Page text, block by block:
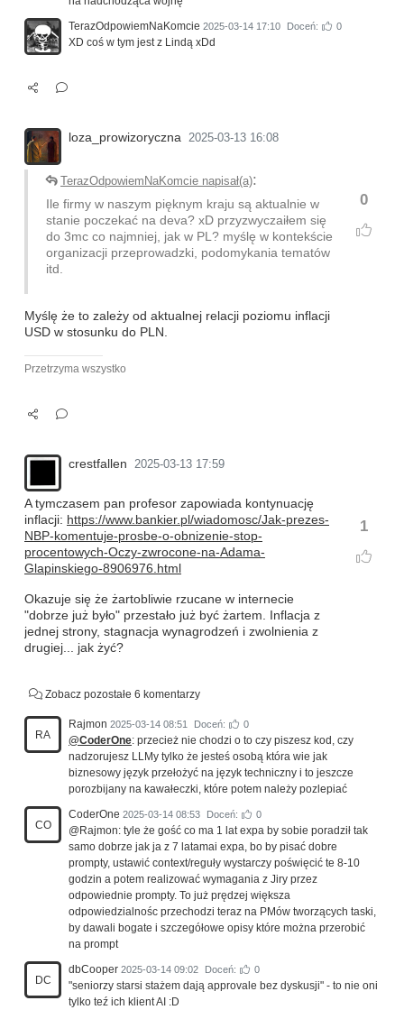
TerazOdpowiemNaKomcie 2025-03-14 17:10 Doceń: 0
XD coś w tym jest z Lindą xDd
loza_prowizoryczna 2025-03-13 16:08
0
TerazOdpowiemNaKomcie napisał(a):
Ile firmy w naszym pięknym kraju są aktualnie w
stanie poczekać na deva? xD przyzwyczaiłem się
do 3mc co najmniej, jak w PL? myślę w kontekście
organizacji przeprowadzki, podomykania tematów
itd.
Myślę że to zależy od aktualnej relacji poziomu inflacji
USD w stosunku do PLN.
Przetrzyma wszystko
crestfallen 2025-03-13 17:59
1
A tymczasem pan profesor zapowiada kontynuację
inflacji: https://www.bankier.pl/wiadomosc/Jak-prezes-
NBP-komentuje-prosbe-o-obnizenie-stop-
procentowych-Oczy-zwrocone-na-Adama-
Glapinskiego-8906976.html
Okazuje się że żartobliwie rzucane w internecie
"dobrze już było" przestało już być żartem. Inflacja z
jednej strony, stagnacja wynagrodzeń i zwolnienia z
drugiej... jak żyć?
Zobacz pozostałe 6 komentarzy
RA
Rajmon 2025-03-14 08:51 Doceń: 0
@CoderOne: przecież nie chodzi o to czy piszesz kod, czy
nadzorujesz LLMy tylko że jesteś osobą która wie jak
biznesowy język przełożyć na język techniczny i to jeszcze
porozbijany na kawałeczki, które potem należy pozlepiać
CO
CoderOne 2025-03-14 08:53 Doceń: 0
@Rajmon: tyle że gość co ma 1 lat expa by sobie poradził tak
samo dobrze jak ja z 7 latamai expa, bo by pisać dobre
prompty, ustawić context/reguły wystarczy poświęcić te 8-10
godzin a potem realizować wymagania z Jiry przez
odpowiednie prompty. To już prędzej większa
odpowiedzialnośc przechodzi teraz na PMów tworzących taski,
by dawali bogate i szczegółowe opisy które można przerobić
na prompt
DC
dbCooper 2025-03-14 09:02 Doceń: 0
"seniorzy starsi stażem dają approvale bez dyskusji" - to nie oni
tylko teź ich klient AI :D